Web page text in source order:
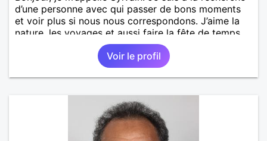
d’une personne avec qui passer de bons moments
et voir plus si nous nous correspondons. J’aime la
nature, les voyages et aussi faire la fête de temps
en temps ;-)Je suis papa d’un petit garçon de 7 ans
dont je m’occupe en garde alternée. J’aime à peu
près tous les styles de musique. (Oui je suis pas
trop fan de Jul). Je fais du sport pour garder la
pense en tout cas 😂)
Voir le profil